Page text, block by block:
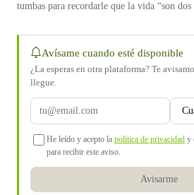
tumbas para recordarle que la vida “son dos
Avísame cuando esté disponible
¿La esperas en otra plataforma? Te
llegue.
He leído y acepto la política de privacidad y
para recibir este aviso.
Avisarme